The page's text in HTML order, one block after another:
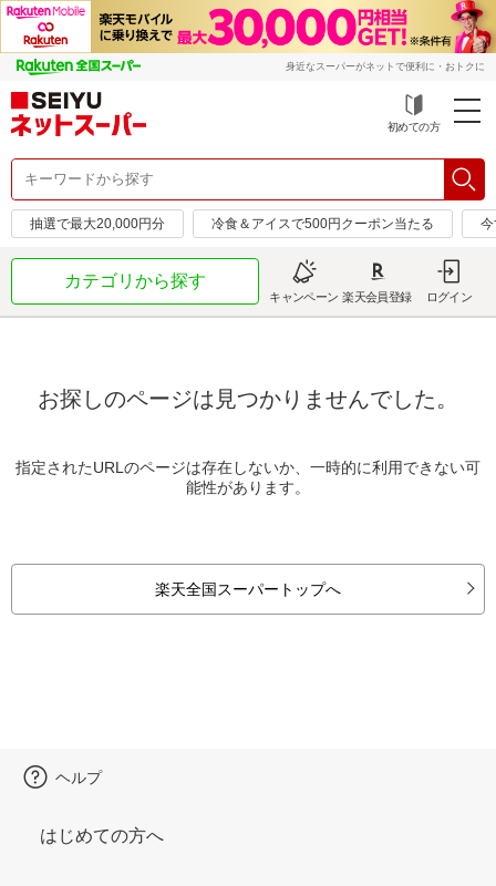
身近なスーパーがネットで便利に・おトクに
初めての方
抽選で最大20,000円分 冷食＆アイスで500円クーポン当たる
カテゴリから探す
キャンペーン 楽天会員登録 ログイン
お探しのページは見つかりませんでした。
指定されたURLのページは存在しないか、一時的に利用できない可
能性があります。
楽天全国スーパートップへ
ヘルプ
はじめての方へ